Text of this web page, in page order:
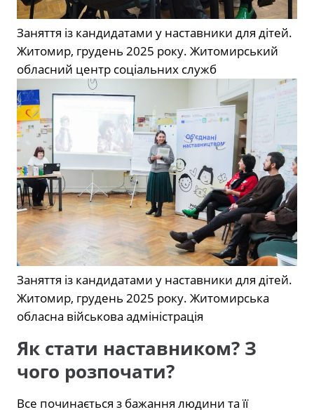
Заняття із кандидатами у наставники для дітей.
Житомир, грудень 2025 року. Житомирський
обласний центр соціальних служб
Заняття із кандидатами у наставники для дітей.
Житомир, грудень 2025 року. Житомирська
обласна військова адміністрація
Як стати наставником? З
чого розпочати?
Все починається з бажання людини та її